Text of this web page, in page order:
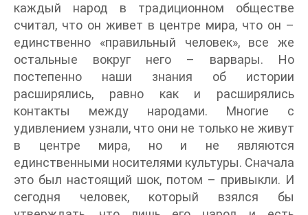
каждый народ в традиционном обществе
считал, что он живет в центре мира, что он –
единственно «правильный человек», все же
остальные вокруг него – варвары. Но
постепенно наши знания об истории
расширялись, равно как и расширялись
контакты между народами. Многие с
удивлением узнали, что они не только не живут
в центре мира, но и не являются
единственными носителями культуры. Сначала
это был настоящий шок, потом – привыкли. И
сегодня человек, который взялся бы